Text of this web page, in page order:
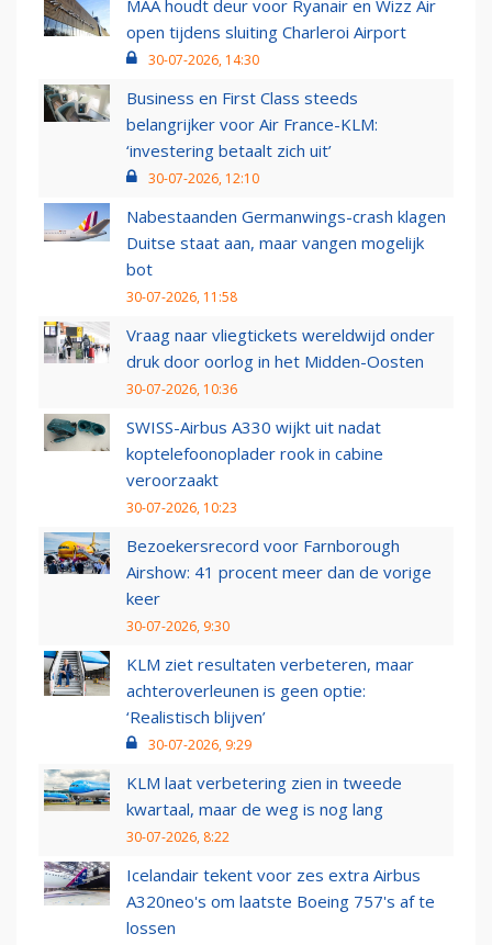
MAA houdt deur voor Ryanair en Wizz Air
open tijdens sluiting Charleroi Airport
30-07-2026, 14:30
Business en First Class steeds
belangrijker voor Air France-KLM:
‘investering betaalt zich uit’
30-07-2026, 12:10
Nabestaanden Germanwings-crash klagen
Duitse staat aan, maar vangen mogelijk
bot
30-07-2026, 11:58
Vraag naar vliegtickets wereldwijd onder
druk door oorlog in het Midden-Oosten
30-07-2026, 10:36
SWISS-Airbus A330 wijkt uit nadat
koptelefoonoplader rook in cabine
veroorzaakt
30-07-2026, 10:23
Bezoekersrecord voor Farnborough
Airshow: 41 procent meer dan de vorige
keer
30-07-2026, 9:30
KLM ziet resultaten verbeteren, maar
achteroverleunen is geen optie:
‘Realistisch blijven’
30-07-2026, 9:29
KLM laat verbetering zien in tweede
kwartaal, maar de weg is nog lang
30-07-2026, 8:22
Icelandair tekent voor zes extra Airbus
A320neo's om laatste Boeing 757's af te
lossen